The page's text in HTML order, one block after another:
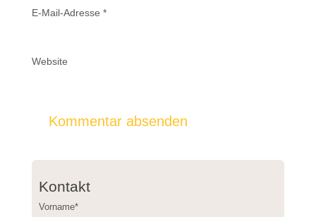
E-Mail-Adresse *
Website
Kontakt
Vorname*